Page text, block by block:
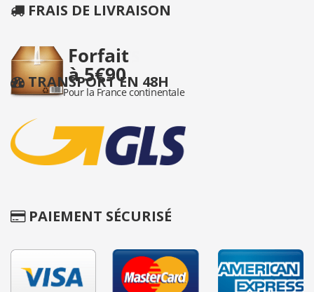
FRAIS DE LIVRAISON
TRANSPORT EN 48H
PAIEMENT SÉCURISÉ